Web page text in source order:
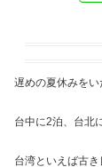
遅めの夏休みをい
台中に2泊、台北
台湾といえば古